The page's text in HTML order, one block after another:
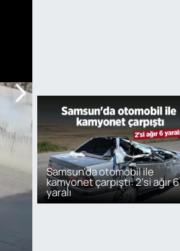
Samsun'da otomobil ile
kamyonet çarpıştı: 2'si ağır 6
yaralı